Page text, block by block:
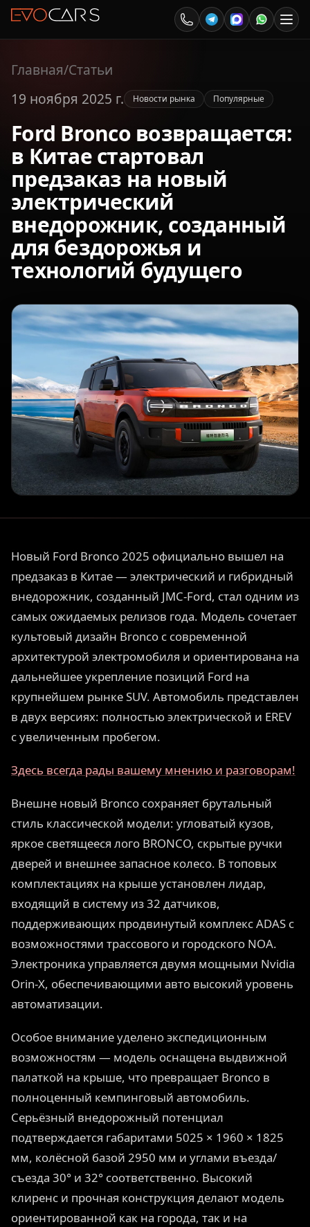
Главная/Статьи
19 ноября 2025 г.
Новости рынка Популярные
Ford Bronco возвращается:
в Китае стартовал
предзаказ на новый
электрический
внедорожник, созданный
для бездорожья и
технологий будущего
Новый Ford Bronco 2025 официально вышел на
предзаказ в Китае — электрический и гибридный
внедорожник, созданный JMC-Ford, стал одним из
самых ожидаемых релизов года. Модель сочетает
культовый дизайн Bronco с современной
архитектурой электромобиля и ориентирована на
дальнейшее укрепление позиций Ford на
крупнейшем рынке SUV. Автомобиль представлен
в двух версиях: полностью электрической и EREV
с увеличенным пробегом.
Здесь всегда рады вашему мнению и разговорам!
Внешне новый Bronco сохраняет брутальный
стиль классической модели: угловатый кузов,
яркое светящееся лого BRONCO, скрытые ручки
дверей и внешнее запасное колесо. В топовых
комплектациях на крыше установлен лидар,
входящий в систему из 32 датчиков,
поддерживающих продвинутый комплекс ADAS с
возможностями трассового и городского NOA.
Электроника управляется двумя мощными Nvidia
Orin-X, обеспечивающими авто высокий уровень
автоматизации.
Особое внимание уделено экспедиционным
возможностям — модель оснащена выдвижной
палаткой на крыше, что превращает Bronco в
полноценный кемпинговый автомобиль.
Серьёзный внедорожный потенциал
подтверждается габаритами 5025 × 1960 × 1825
мм, колёсной базой 2950 мм и углами въезда/
съезда 30° и 32° соответственно. Высокий
клиренс и прочная конструкция делают модель
ориентированной как на города, так и на